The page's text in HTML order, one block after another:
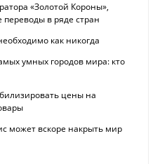
«Золотой Короны»,
в ряде стран
как никогда
умных городов мира: кто
цены на
может вскоре накрыть мир